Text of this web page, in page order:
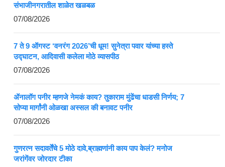
संभाजीनगरातील शाळेत खळबळ
07/08/2026
7 ते 9 ऑगस्ट ‘वनरंग 2026’ची धूम! सुनेत्रा पवार यांच्या हस्ते
उद्घाटन, आदिवासी कलेला मोठे व्यासपीठ
07/08/2026
ॲनालॉग पनीर म्हणजे नेमकं काय? तुकाराम मुंढेंचा धाडसी निर्णय; 7
सोप्या मार्गांनी ओळखा अस्सल की बनावट पनीर
07/08/2026
गुणरत्न सदावर्तेंचे 5 मोठे दावे,ब्राह्मणांनी काय पाप केलं? मनोज
जरांगेंवर जोरदार टीका